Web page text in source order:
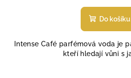
Do košíku
Intense Café parfémová voda je
kteří hledají vůni s